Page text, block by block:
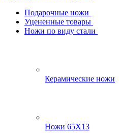
Подарочные ножи
Уцененные товары
Ножи по виду стали
Керамические ножи
Ножи 65Х13